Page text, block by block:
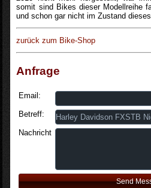
somit sind Bikes dieser Modellreihe
und schon gar nicht im Zustand
zurück zum Bike-Shop
Anfrage
Email:
Betreff:
Nachricht